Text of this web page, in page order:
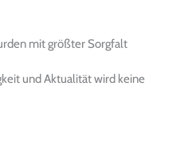
mit größter Sorgfalt
und Aktualität wird keine